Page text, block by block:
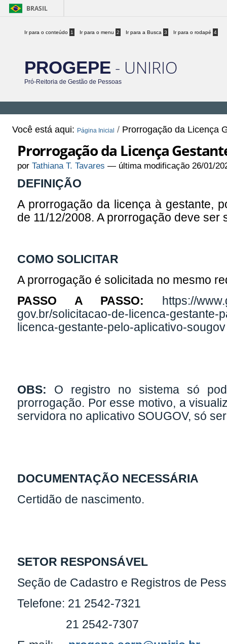
BRASIL
Ir para o conteúdo 1 Ir para o menu 2 Ir para a Busca 3 Ir para o rodapé 4
PROGEPE - UNIRIO
Pró-Reitoria de Gestão de Pessoas
Você está aqui: Página Inicial / Prorrogação da Licença
Prorrogação da Licença
porTathiana T. Tavares — última modificação 26/01/
DEFINIÇÃO
A prorrogação da licença à gestante,
de 11/12/2008. A prorrogação deve
COMO SOLICITAR
A prorrogação é solicitada no mesmo
PASSO A PASSO:
https://
gov.br/solicitacao-de-licenca-gestante-
licenca-gestante-pelo-aplicativo-sougov
OBS: O registro no sistema só
prorrogação. Por esse motivo, a
servidora no aplicativo SOUGOV, só
DOCUMENTAÇÃO NECESSÁRIA
Certidão de nascimento.
SETOR RESPONSÁVEL
Seção de Cadastro e Registros de
Telefone: 21 2542-7321
21 2542-7307